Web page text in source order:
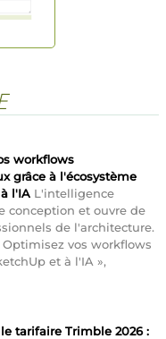
workflows
grâce à l'écosystème
l'IA L'intelligence
conception et ouvre de
de l'architecture.
vos workflows
et à l'IA »,
tarifaire Trimble 2026 :